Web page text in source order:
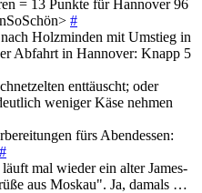
= 13 Punkte für Hannover 96
#
Holzminden mit Umstieg in
Abfahrt in Hannover: Knapp 5
enttäuscht; oder
weniger Käse nehmen
fürs Abendessen:
#
mal wieder ein alter James-
aus Moskau". Ja, damals …